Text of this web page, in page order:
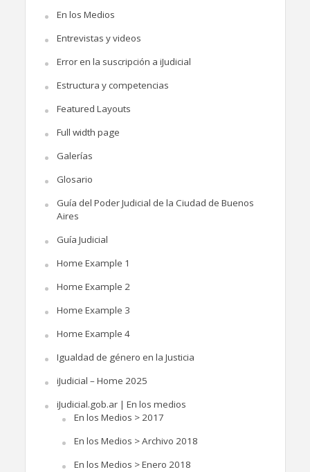
En los Medios
Entrevistas y videos
Error en la suscripción a iJudicial
Estructura y competencias
Featured Layouts
Full width page
Galerías
Glosario
Guía del Poder Judicial de la Ciudad de Buenos
Aires
Guía Judicial
Home Example 1
Home Example 2
Home Example 3
Home Example 4
Igualdad de género en la Justicia
iJudicial – Home 2025
iJudicial.gob.ar | En los medios
En los Medios > 2017
En los Medios > Archivo 2018
En los Medios > Enero 2018